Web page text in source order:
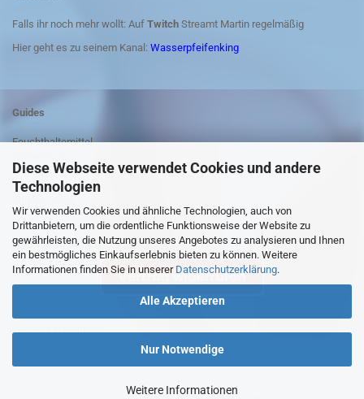
Diese Webseite verwendet Cookies und andere
Technologien
Wir verwenden Cookies und ähnliche Technologien, auch von
Drittanbietern, um die ordentliche Funktionsweise der Website zu
gewährleisten, die Nutzung unseres Angebotes zu analysieren und Ihnen
ein bestmögliches Einkaufserlebnis bieten zu können. Weitere
Informationen finden Sie in unserer Datenschutzerklärung.
Alle Akzeptieren
Nur Notwendige
Weitere Informationen
Falls ihr noch mehr wollt: Auf Twitch Streamt Martin regelmäßig
Hier geht es zu seinem Kanal: Wasserpfeifenking
Guides
Feuchthaltemittel
Anleitung Shisha rauchen
Shisha-Kohle
WIEDERRUFSRECHT
VERTRAG WIDERRUFEN
Widerrufsbelehrung